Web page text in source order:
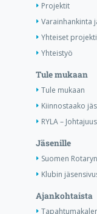
Projektit
Varainhankinta
Yhteiset
Yhteistyö
Tule mukaan
Tule mukaan
Kiinnostaako
RYLA –
Jäsenille
Suomen
Klubin
Ajankohtaista